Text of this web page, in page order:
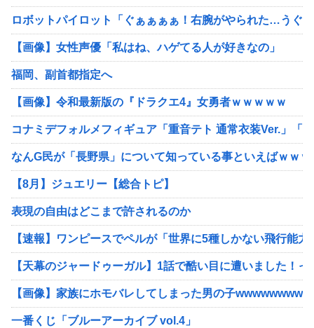
ロボットパイロット「ぐぁぁぁぁ！右腕がやられた…うぐ
【画像】女性声優「私はね、ハゲてる人が好きなの」
福岡、副首都指定へ
【画像】令和最新版の『ドラクエ4』女勇者ｗｗｗｗｗ
コナミデフォルメフィギュア「重音テト 通常衣装Ver.」「
なんG民が「長野県」について知っている事といえばｗｗ
【8月】ジュエリー【総合トピ】
表現の自由はどこまで許されるのか
【速報】ワンピースでペルが「世界に5種しかない飛行能
【天幕のジャードゥーガル】1話で酷い目に遭いました！っ
【画像】家族にホモバレしてしまった男の子
一番くじ「ブルーアーカイブ vol.4」